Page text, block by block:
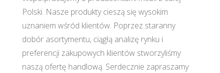
Polski. Nasze produkty cieszą się wysokim
uznaniem wśród klientów. Poprzez staranny
dobór asortymentu, ciągłą analizę rynku i
preferencji zakupowych klientów stworzyliśmy
naszą ofertę handlową. Serdecznie zapraszamy